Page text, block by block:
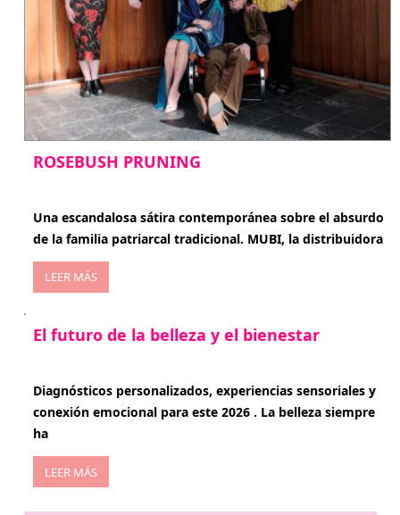
ROSEBUSH PRUNING
Una escandalosa sátira contemporánea sobre el absurdo
de la familia patriarcal tradicional. MUBI, la distribuidora
LEER MÁS
El futuro de la belleza y el bienestar
Diagnósticos personalizados, experiencias sensoriales y
conexión emocional para este 2026 . La belleza siempre
ha
LEER MÁS